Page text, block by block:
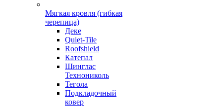
Мягкая кровля (гибкая
черепица)
Деке
Quiet-Tile
Roofshield
Катепал
Шинглас
Технониколь
Тегола
Подкладочный
ковер